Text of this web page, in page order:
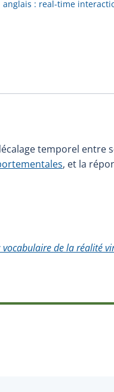
Accéder à la fiche en
anglais : real-time
temporel entre
, et la
de la réalité